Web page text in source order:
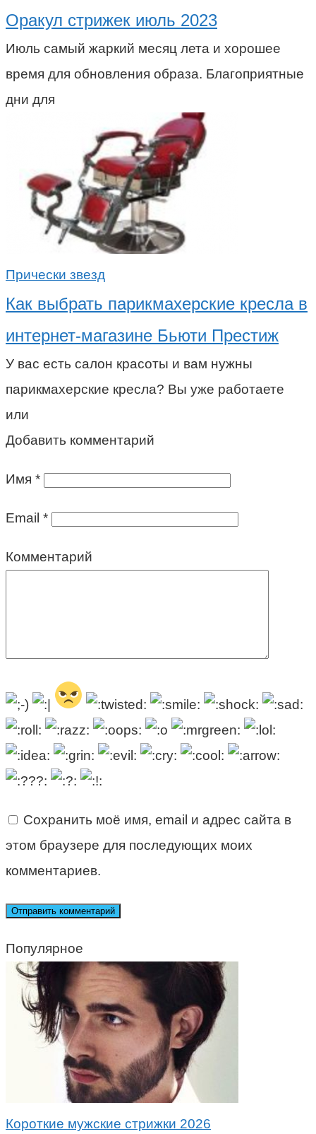
Оракул стрижек июль 2023
Июль самый жаркий месяц лета и хорошее
время для обновления образа. Благоприятные
дни для
Прически звезд
Как выбрать парикмахерские кресла в
интернет-магазине Бьюти Престиж
У вас есть салон красоты и вам нужны
парикмахерские кресла? Вы уже работаете
или
Добавить комментарий
Имя *
Email *
Комментарий
Сохранить моё имя, email и адрес сайта в
этом браузере для последующих моих
комментариев.
Популярное
Короткие мужские стрижки 2026